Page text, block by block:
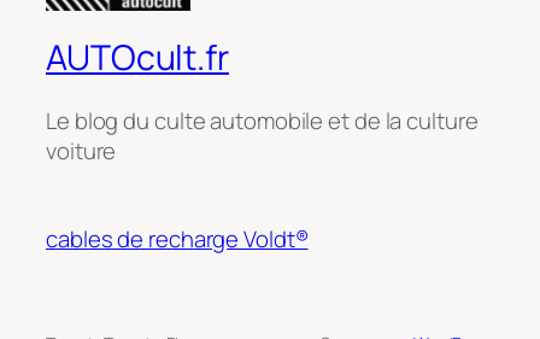
AUTOcult.fr
Le blog du culte automobile et de la culture
voiture
cables de recharge Voldt®